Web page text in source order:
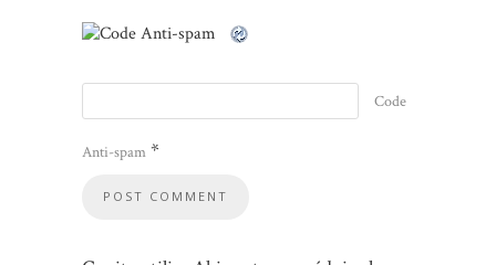
Code
Anti-spam *